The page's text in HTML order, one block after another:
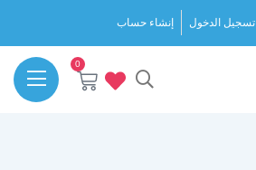
تسجيل الدخول إنشاء حساب
0